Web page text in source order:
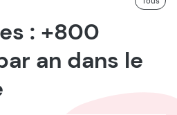
: +800
an dans le